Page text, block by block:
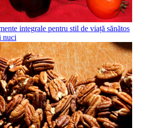
integrale pentru stil de viață sănătos
nuci